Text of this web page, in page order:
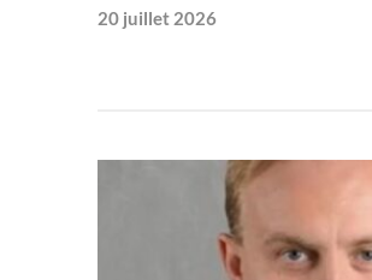
20 juillet 2026